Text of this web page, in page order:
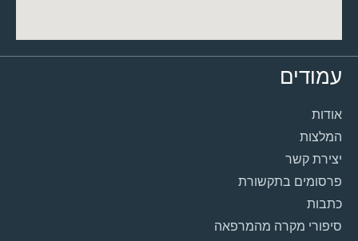
עמודים
אודות
המלצות
יצירת קשר
פרסומים בתקשורת
כתבות
סיפורי מקרה מהמרפאה